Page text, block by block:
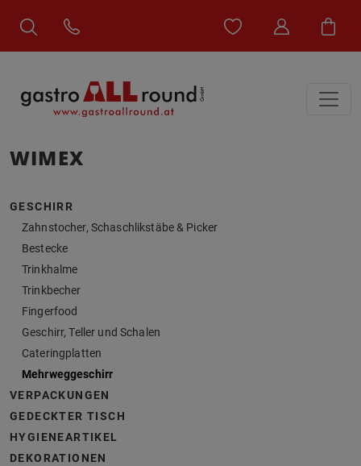
WIMEX
GESCHIRR
Zahnstocher, Schaschlikstäbe & Picker
Bestecke
Trinkhalme
Trinkbecher
Fingerfood
Geschirr, Teller und Schalen
Cateringplatten
Mehrweggeschirr
VERPACKUNGEN
GEDECKTER TISCH
HYGIENEARTIKEL
DEKORATIONEN